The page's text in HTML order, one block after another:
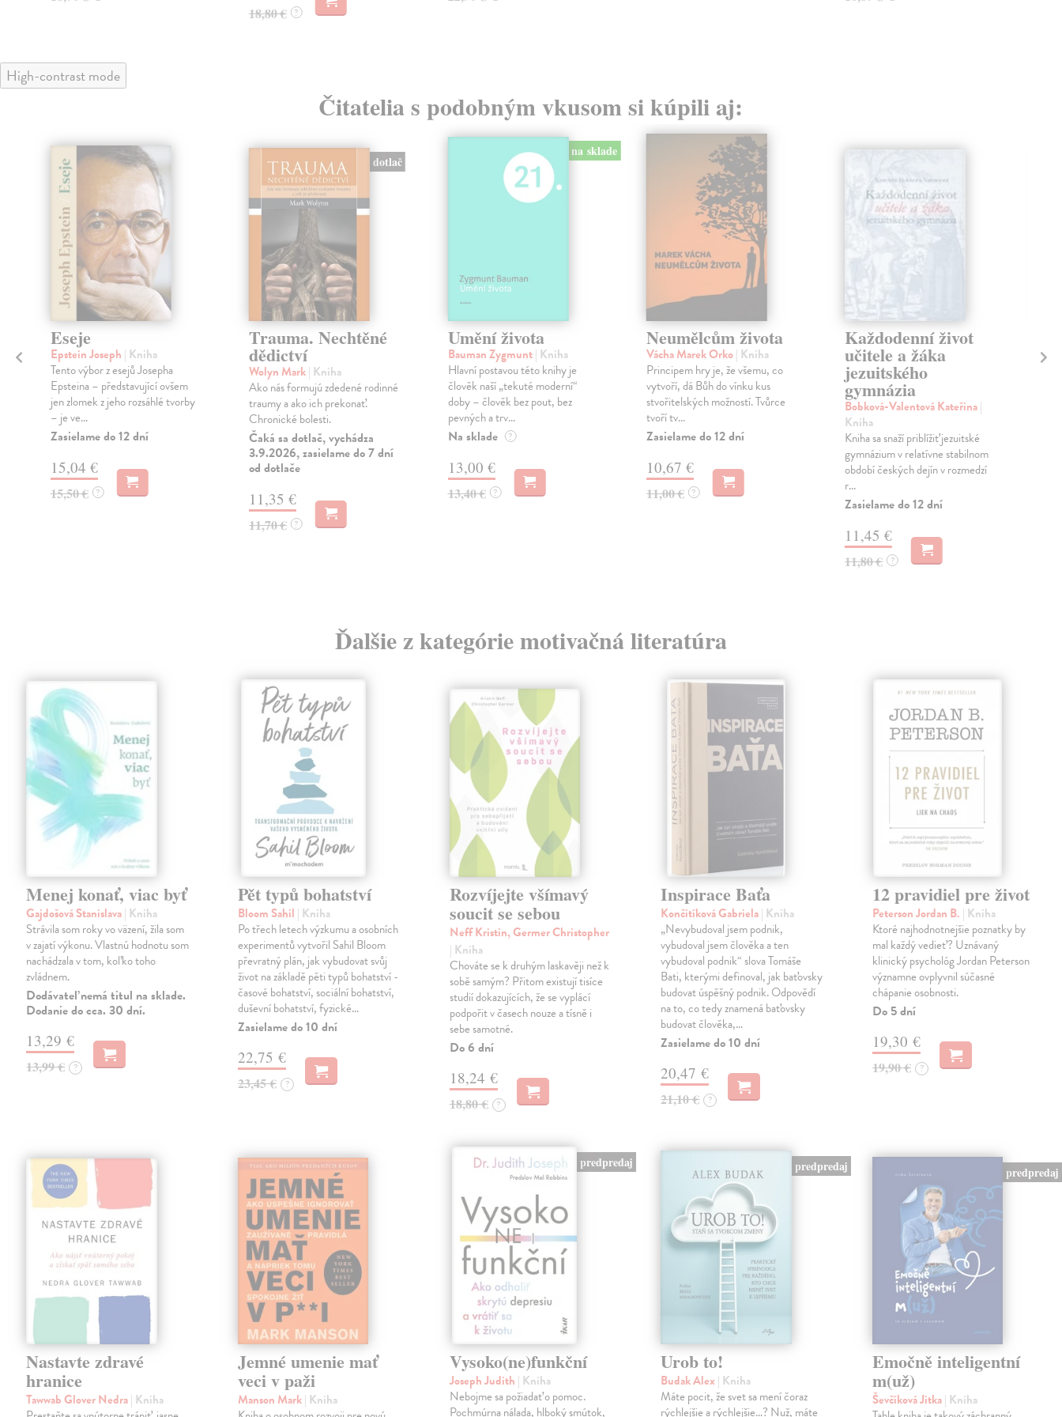
18,80 € ?
High-contrast mode
Čitatelia s podobným vkusom si kúpili aj:
Eseje
Epstein Joseph | Kniha
Tento výbor z esejů Josepha
Epsteina – představující ovšem
jen zlomek z jeho rozsáhlé tvorby
– je ve...
Zasielame do 12 dní
15,04 €
15,50 € ?
dotlač
Trauma. Nechtěné
dědictví
Wolyn Mark| Kniha
Ako nás formujú zdedené rodinné
traumy a ako ich prekonať.
Chronické bolesti.
Čaká sa dotlač, vychádza
3.9.2026, zasielame do 7 dní
od dotlače
11,35 €
11,70 € ?
na sklade
Umění života
Bauman Zygmunt| Kniha
Hlavní postavou této knihy je
člověk naší „tekuté moderní“
doby – člověk bez pout, bez
pevných a trv...
Na sklade ?
13,00 €
13,40 € ?
Neumělcům života
Vácha Marek Orko| Kniha
Principem hry je, že všemu, co
vytvoří, dá Bůh do vínku kus
stvořitelských možností. Tvůrce
tvoří tv...
Zasielame do 12 dní
10,67 €
11,00 € ?
Každodenní život
učitele a žáka
jezuitského
gymnázia
Bobková-Valentová Kateřina|
Kniha
Kniha sa snaží priblížiť jezuitské
gymnázium v relatívne stabilnom
období českých dejín v rozmedzí
r...
Zasielame do 12 dní
11,45 €
11,80 € ?
Ďalšie z kategórie motivačná literatúra
Menej konať, viac byť
Gajdošová Stanislava| Kniha
Strávila som roky vo väzení, žila som
v zajatí výkonu. Vlastnú hodnotu som
nachádzala v tom, koľko toho
zvládnem.
Dodávateľ nemá titul na sklade.
Dodanie do cca. 30 dní.
13,29 €
13,99 € ?
Pět typů bohatství
Bloom Sahil | Kniha
Po třech letech výzkumu a osobních
experimentů vytvořil Sahil Bloom
převratný plán, jak vybudovat svůj
život na základě pěti typů bohatství -
časové bohatství, sociální bohatství,
duševní bohatství, fyzické…
Zasielame do 10 dní
22,75 €
23,45 € ?
Rozvíjejte všímavý
soucit se sebou
Neff Kristin, Germer Christopher
| Kniha
Chováte se k druhým laskavěji než k
sobě samým? Přitom existují tisíce
studií dokazujících, že se vyplácí
podpořit v časech nouze a tísně i
sebe samotné.
Do 6 dní
18,24 €
18,80 € ?
Inspirace Baťa
Končitíková Gabriela| Kniha
„Nevybudoval jsem podnik,
vybudoval jsem člověka a ten
vybudoval podnik“ slova Tomáše
Bati, kterými definoval, jak baťovsky
budovat úspěšný podnik. Odpovědí
na to, co tedy znamená baťovsky
budovat člověka,…
Zasielame do 10 dní
20,47 €
21,10 € ?
12 pravidiel pre život
Peterson Jordan B. | Kniha
Ktoré najhodnotnejšie poznatky by
mal každý vedieť? Uznávaný
klinický psychológ Jordan Peterson
významne ovplyvnil súčasné
chápanie osobnosti.
Do 5 dní
19,30 €
19,90 € ?
Nastavte zdravé
hranice
Tawwab Glover Nedra| Kniha
Jemné umenie mať
veci v paži
Manson Mark| Kniha
predpredaj
Vysoko(ne)funkční
Joseph Judith | Kniha
Nebojme sa požiadať o pomoc.
Pochmúrna nálada, hlboký smútok,
predpredaj
Urob to!
Budak Alex | Kniha
Máte pocit, že svet sa mení čoraz
rýchlejšie a rýchlejšie…? Nuž, máte
predpredaj
Emočně inteligentní
m(už)
Ševčíková Jitka| Kniha